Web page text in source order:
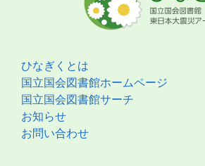
ひなぎくとは
国立国会図書館ホームページ
国立国会図書館サーチ
お知らせ
お問い合わせ